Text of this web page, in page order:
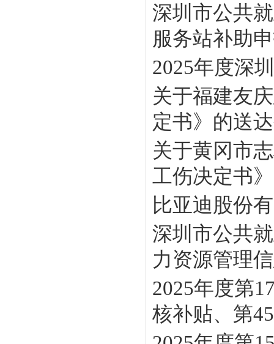
深圳市公共
服务站补助
2025年度深
关于福建友
定书》的送
关于黄冈市
工伤决定书
比亚迪股份
深圳市公共
力资源管理
2025年度第
核补贴、第